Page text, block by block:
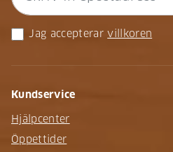
Jag accepterar villkoren
Kundservice
Hjälpcenter
Öppettider